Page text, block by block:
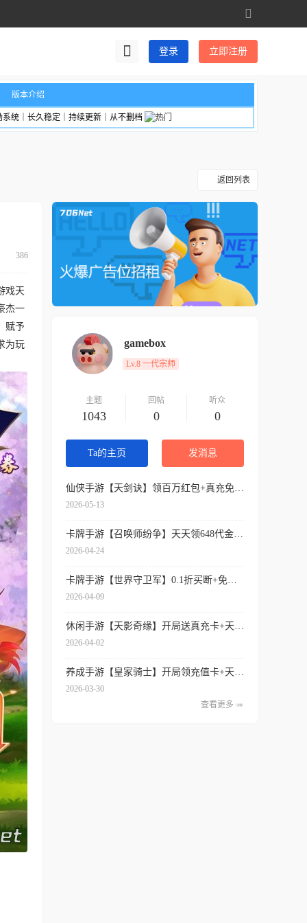
切
换
到
宽
登录 立即注册
版本介绍
统｜长久稳定｜持续更新｜从不删档
返回列表
386
戏天
杰一
赋予
为玩
gamebox
Lv.8 一代宗师
主题
1043
回帖
0
听众
0
Ta的主页 发消息
2026-05-13
2026-04-24
2026-04-09
2026-04-02
2026-03-30
查看更多